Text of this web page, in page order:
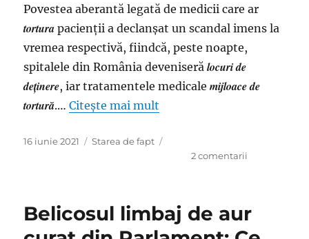
Povestea aberantă legată de medicii care ar
torturapacienţii a declanşat un scandal imens la
vremea respectivă, fiindcă, peste noapte,
spitalele din România deveniserălocuri de
deţinere, iar tratamentele medicalemijloace de
tortură.…Citește mai mult
Publicat
16 iunie 2021 Categorii
Starea de fapt
2 comentarii
dilema
Belicosul limbaj de aur